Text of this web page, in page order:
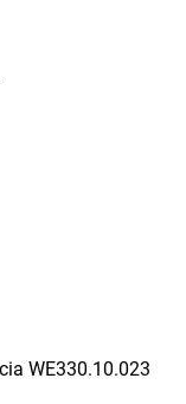
WE330.10.023